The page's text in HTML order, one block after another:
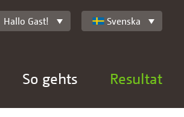
So gehts Resultat
Hallo Gast! Svenska